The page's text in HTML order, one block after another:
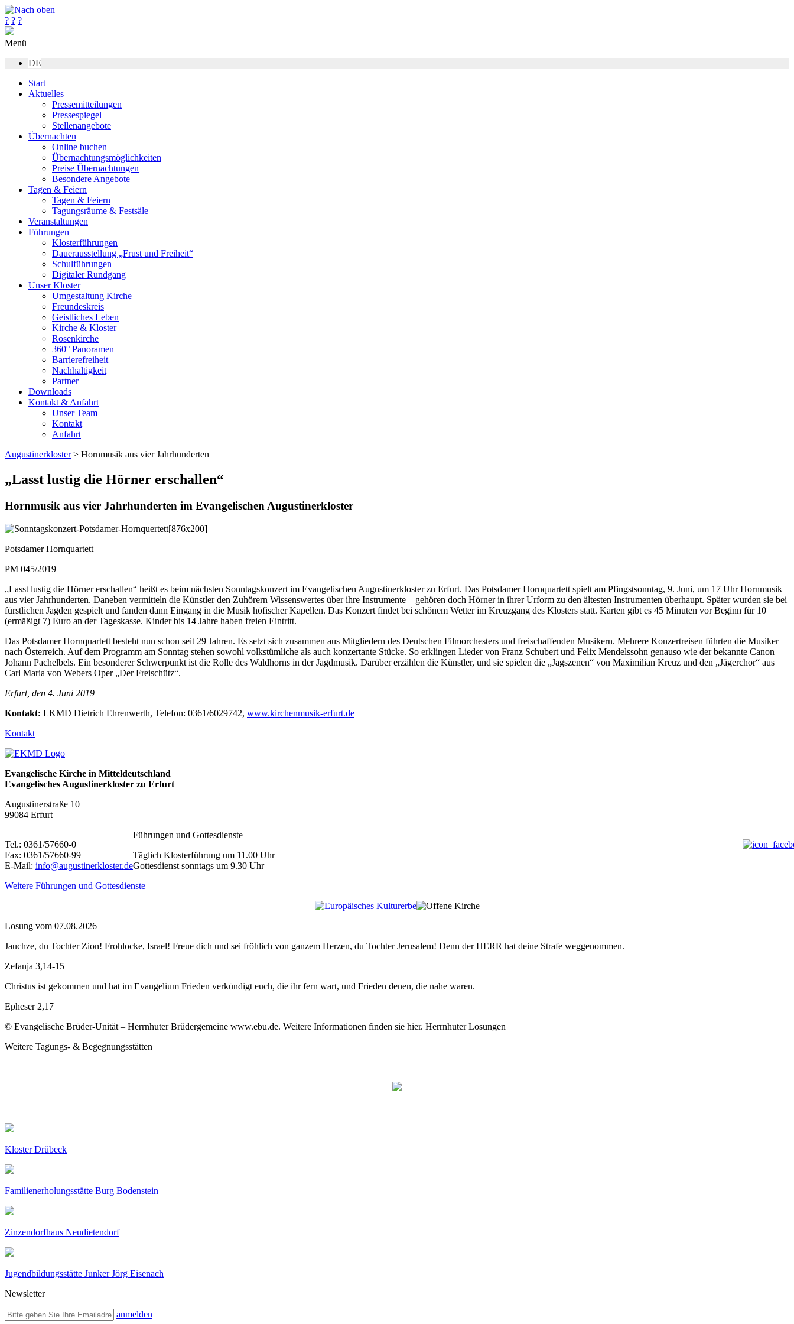
? ? ?
Menü
DE
Start
Aktuelles
Pressemitteilungen
Pressespiegel
Stellenangebote
Übernachten
Online buchen
Übernachtungsmöglichkeiten
Preise Übernachtungen
Besondere Angebote
Tagen & Feiern
Tagen & Feiern
Tagungsräume & Festsäle
Veranstaltungen
Führungen
Klosterführungen
Dauerausstellung „Frust und Freiheit“
Schulführungen
Digitaler Rundgang
Unser Kloster
Umgestaltung Kirche
Freundeskreis
Geistliches Leben
Kirche & Kloster
Rosenkirche
360° Panoramen
Barrierefreiheit
Nachhaltigkeit
Partner
Downloads
Kontakt & Anfahrt
Unser Team
Kontakt
Anfahrt
Augustinerkloster> Hornmusik aus vier Jahrhunderten
„Lasst lustig die Hörner erschallen“
Hornmusik aus vier Jahrhunderten im Evangelischen Augustinerkloster
Potsdamer Hornquartett
PM 045/2019
„Lasst lustig die Hörner erschallen“ heißt es beim nächsten Sonntagskonzert im Evangelischen Augustinerkloster zu Erfurt. Das Potsdamer Hornquartett spielt am Pfingstsonntag, 9. Juni, um 17 Uhr Hornmusik
aus vier Jahrhunderten. Daneben vermitteln die Künstler den Zuhörern Wissenswertes über ihre Instrumente – gehören doch Hörner in ihrer Urform zu den ältesten Instrumenten überhaupt. Später wurden sie bei
fürstlichen Jagden gespielt und fanden dann Eingang in die Musik höfischer Kapellen. Das Konzert findet bei schönem Wetter im Kreuzgang des Klosters statt. Karten gibt es 45 Minuten vor Beginn für 10
(ermäßigt 7) Euro an der Tageskasse. Kinder bis 14 Jahre haben freien Eintritt.
Das Potsdamer Hornquartett besteht nun schon seit 29 Jahren. Es setzt sich zusammen aus Mitgliedern des Deutschen Filmorchesters und freischaffenden Musikern. Mehrere Konzertreisen führten die Musiker
nach Österreich. Auf dem Programm am Sonntag stehen sowohl volkstümliche als auch konzertante Stücke. So erklingen Lieder von Franz Schubert und Felix Mendelssohn genauso wie der bekannte Canon
Johann Pachelbels. Ein besonderer Schwerpunkt ist die Rolle des Waldhorns in der Jagdmusik. Darüber erzählen die Künstler, und sie spielen die „Jagszenen“ von Maximilian Kreuz und den „Jägerchor“ aus
Carl Maria von Webers Oper „Der Freischütz“.
Erfurt, den 4. Juni 2019
Kontakt: LKMD Dietrich Ehrenwerth, Telefon: 0361/6029742, www.kirchenmusik-erfurt.de
Kontakt
Evangelische Kirche in Mitteldeutschland
Evangelisches Augustinerkloster zu Erfurt
Augustinerstraße 10
99084 Erfurt
Tel.: 0361/57660-0
Fax: 0361/57660-99
E-Mail: info@augustinerkloster.de
Führungen und Gottesdienste
Täglich Klosterführung um 11.00 Uhr
Gottesdienst sonntags um 9.30 Uhr
Weitere Führungen und Gottesdienste
Losung vom 07.08.2026
Jauchze, du Tochter Zion! Frohlocke, Israel! Freue dich und sei fröhlich von ganzem Herzen, du Tochter Jerusalem! Denn der HERR hat deine Strafe weggenommen.
Zefanja 3,14-15
Christus ist gekommen und hat im Evangelium Frieden verkündigt euch, die ihr fern wart, und Frieden denen, die nahe waren.
Epheser 2,17
© Evangelische Brüder-Unität – Herrnhuter Brüdergemeine www.ebu.de. Weitere Informationen finden sie hier. Herrnhuter Losungen
Weitere Tagungs- & Begegnungsstätten
Kloster Drübeck
Familienerholungsstätte Burg Bodenstein
Zinzendorfhaus Neudietendorf
Jugendbildungsstätte Junker Jörg Eisenach
Newsletter
anmelden